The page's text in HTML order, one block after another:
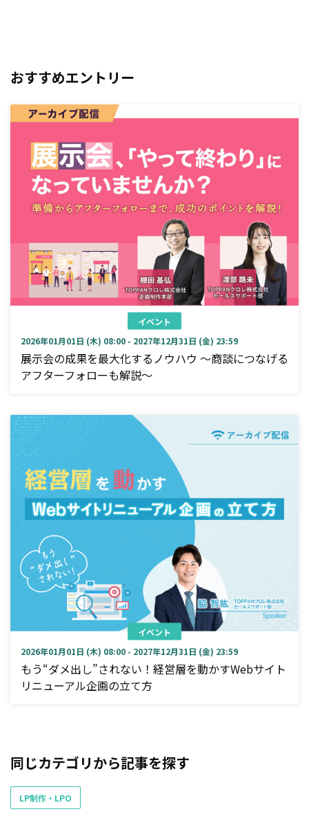
おすすめエントリー
イベント
2026年01月01日 (木) 08:00 - 2027年12月31日 (金) 23:59
展示会の成果を最大化するノウハウ ～商談につなげる
アフターフォローも解説～
イベント
2026年01月01日 (木) 08:00 - 2027年12月31日 (金) 23:59
もう“ダメ出し”されない！経営層を動かすWebサイト
リニューアル企画の立て方
同じカテゴリから記事を探す
LP制作・LPO